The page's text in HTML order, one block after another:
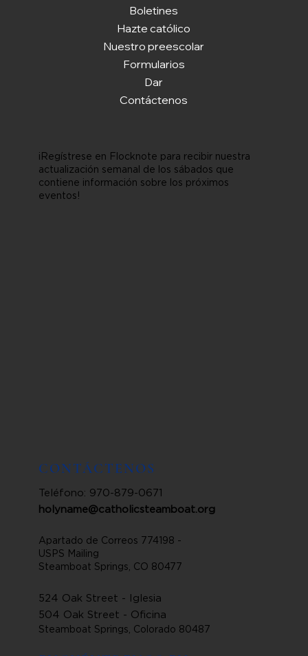
Boletines
Hazte católico
Nuestro preescolar
Formularios
Dar
Contáctenos
¡Regístrese en Flocknote para recibir nuestra
actualización semanal de los sábados que
contiene información sobre los próximos
eventos!
CONTÁCTENOS
Teléfono: 970-879-0671
holyname@catholicsteamboat.org
Apartado de Correos 774198 -
USPS Mailing
Steamboat Springs, CO 80477
524 Oak Street - Iglesia
504 Oak Street - Oficina
Steamboat Springs, Colorado 80487